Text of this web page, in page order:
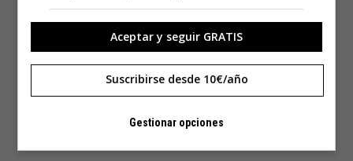
Aceptar y seguir GRATIS
Suscribirse desde 10€/año
Gestionar opciones